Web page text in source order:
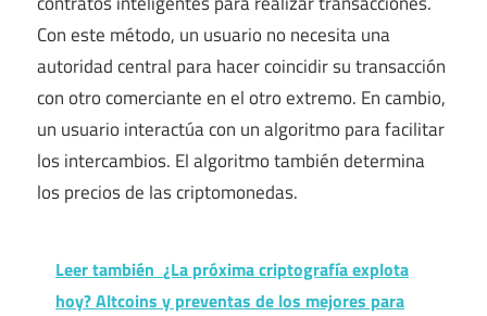
Con este método, un usuario no necesita una
autoridad central para hacer coincidir su transacción
con otro comerciante en el otro extremo. En cambio,
un usuario interactúa con un algoritmo para facilitar
los intercambios. El algoritmo también determina
los precios de las criptomonedas.
Leer también ¿La próxima criptografía explota
hoy? Altcoins y preventas de los mejores para